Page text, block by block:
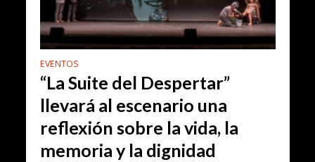
EVENTOS
“La Suite del Despertar”
llevará al escenario una
reflexión sobre la vida, la
memoria y la dignidad